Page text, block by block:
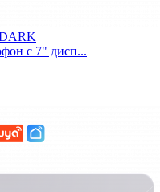
с 7" дисп...